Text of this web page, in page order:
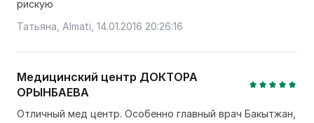
рискую
Татьяна, Almati, 14.01.2016 20:26:16
Медицинский центр ДОКТОРА
ОРЫНБАЕВА
Отличный мед центр. Особенно главный врач Бакытжан,